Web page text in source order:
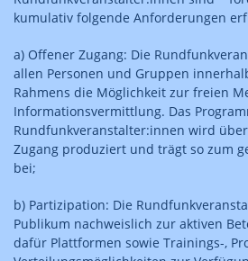
kumulativ folgende Anforderungen
a) Offener Zugang: Die
allen Personen und Gruppen
Rahmens die Möglichkeit zur freien
Informationsvermittlung. Das
Rundfunkveranstalter:innen wird
Zugang produziert und trägt so zum
bei;
b) Partizipation: Die
Publikum nachweislich zur aktiven
dafür Plattformen sowie Trainings-,